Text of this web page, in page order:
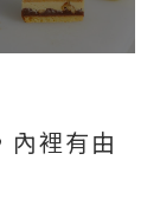
內裡有由